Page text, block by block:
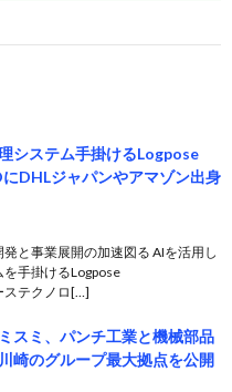
システム手掛けるLogpose
DHLジャパンやアマゾン出身
と事業展開の加速図る AIを活用し
手掛けるLogpose
ステクノロ[…]
スミ、パンチ工業と機械部品
崎のグループ最大拠点を公開